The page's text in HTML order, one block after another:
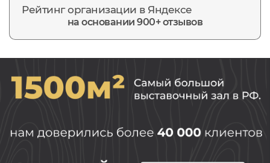
Рейтинг организации в Яндексе
на основании 900+ отзывов